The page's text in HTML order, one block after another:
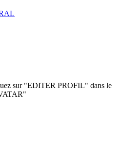
sur "EDITER PROFIL" dans le